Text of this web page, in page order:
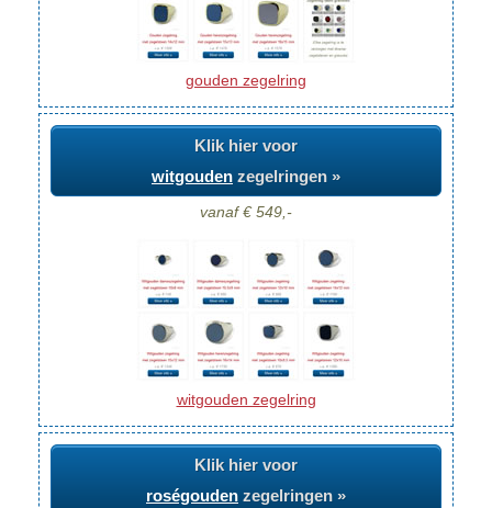
gouden zegelring
Klik hier voor
witgouden zegelringen »
vanaf € 549,-
witgouden zegelring
Klik hier voor
roségouden zegelringen »